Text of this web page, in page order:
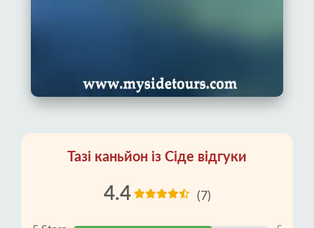
Тазі каньйон із Сіде відгуки
4.4 (7)